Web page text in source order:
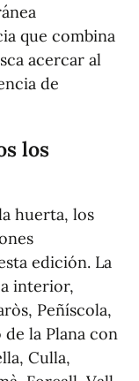
que combina
acercar al
de
los
huerta, los
edición. La
interior,
Peñíscola,
la Plana con
Culla,